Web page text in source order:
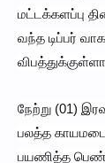
மட்டக்களப்பு
வந்த டிப்பர்
நேற்று (01)
பலத்த
பயணித்த பெண்